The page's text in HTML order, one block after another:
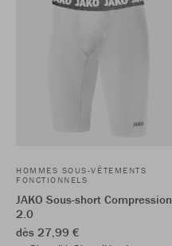
HOMMES SOUS-VÊTEMENTS
FONCTIONNELS
JAKO Sous-short Compression
2.0
dès 27,99 €